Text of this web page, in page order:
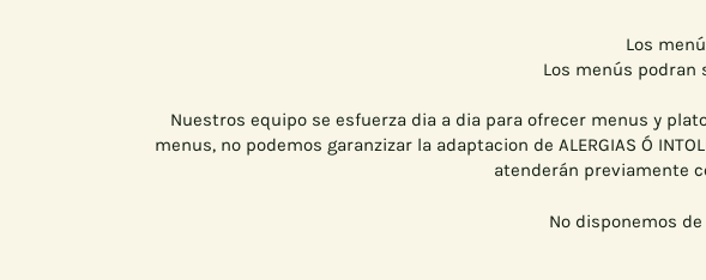
Los
Los menús
Nuestros equipo se esfuerza dia a dia para ofrecer menus y
menus, no podemos garanzizar la adaptacion de ALERGIAS Ó
atenderán previamente
No disponemos